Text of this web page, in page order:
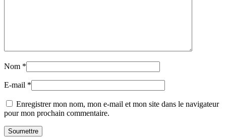
Nom *
E-mail *
Enregistrer mon nom, mon e-mail et mon site dans le navigateur
pour mon prochain commentaire.